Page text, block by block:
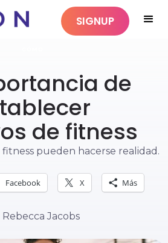
SIGNUP
de
de fitness
fitness pueden hacerse realidad.
Facebook X Más
Rebecca Jacobs